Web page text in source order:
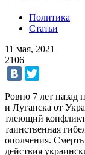
Политика
Статьи
11 мая, 2021
2106
Ровно 7 лет назад
и Луганска от
тлеющий
таинственная
ополчения.
действия